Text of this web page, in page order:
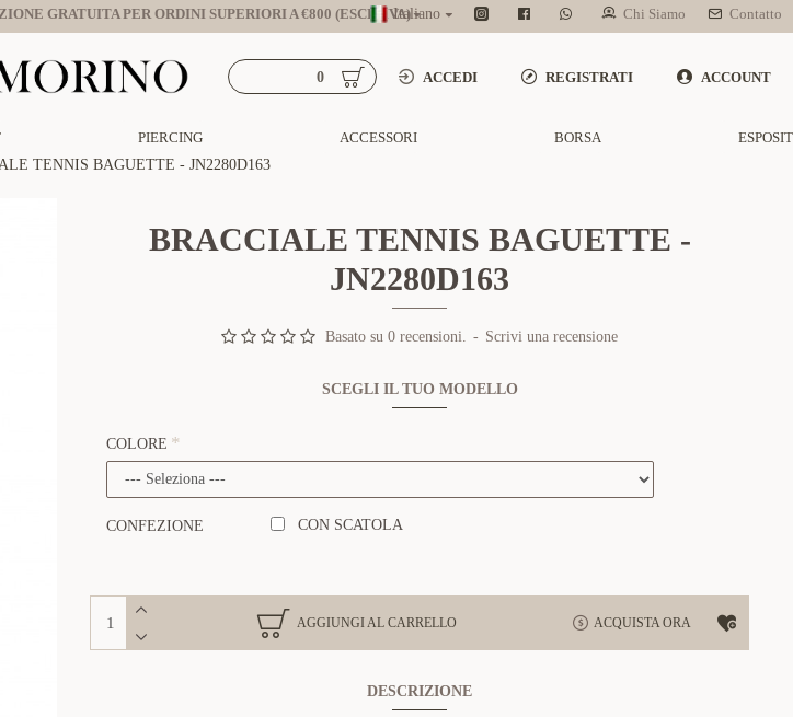
GRATUITA PER ORDINI SUPERIORI A €800 (ESCL. IVA)Italiano Chi Siamo Contatto
ACCEDI REGISTRATI ACCOUNT
0
PIERCING ACCESSORI BORSA
TENNIS BAGUETTE - JN2280D163
BRACCIALE TENNIS BAGUETTE -
JN2280D163
Basato su 0 recensioni. - Scrivi una recensione
SCEGLI IL TUO MODELLO
COLORE
CONFEZIONE CON SCATOLA
AGGIUNGI AL CARRELLO ACQUISTA ORA
DESCRIZIONE